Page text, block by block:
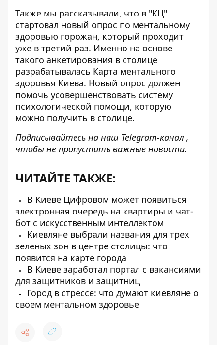
Также мы рассказывали, что в "КЦ"
стартовал новый опрос по ментальному
здоровью горожан, который проходит
уже в третий раз. Именно на основе
такого анкетирования в столице
разрабатывалась Карта ментального
здоровья Киева. Новый опрос должен
помочь усовершенствовать систему
психологической помощи, которую
можно получить в столице.
Подписывайтесь на наш Telegram-канал ,
чтобы не пропустить важные новости.
ЧИТАЙТЕ ТАКЖЕ:
В Киеве Цифровом может появиться
электронная очередь на квартиры и чат-
бот с искусственным интеллектом
Киевляне выбрали названия для трех
зеленых зон в центре столицы: что
появится на карте города
В Киеве заработал портал с вакансиями
для защитников и защитниц
Город в стрессе: что думают киевляне о
своем ментальном здоровье